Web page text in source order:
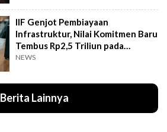
IIF Genjot Pembiayaan
Infrastruktur, Nilai Komitmen Baru
Tembus Rp2,5 Triliun pada
Semester I 2026
NEWS
Berita Lainnya